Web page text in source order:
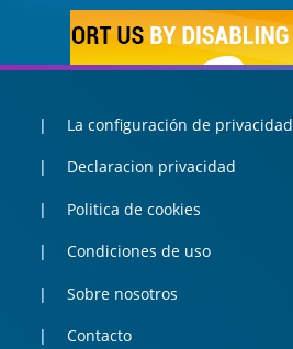
La configuración de privacidad
Declaracion privacidad
Politica de cookies
Condiciones de uso
Sobre nosotros
Contacto